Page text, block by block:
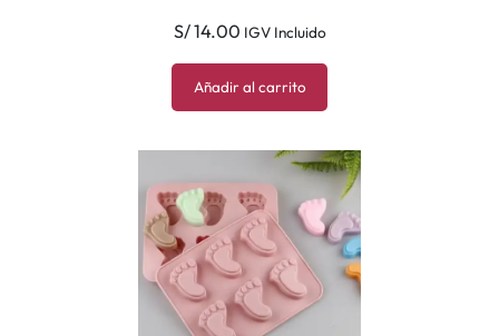
S/14.00 IGV Incluido
Añadir al carrito